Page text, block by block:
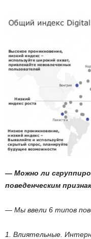
— Можно ли
поведенческим
— Мы ввели 6 типов
1. Влиятельные.